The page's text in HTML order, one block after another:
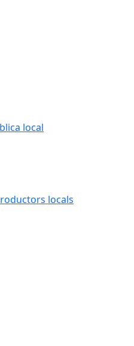
local
locals